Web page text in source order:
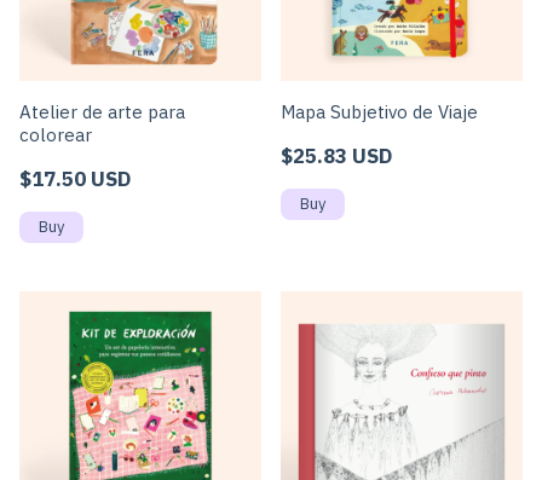
Atelier de arte para
colorear
$17.50 USD
Mapa Subjetivo de Viaje
$25.83 USD